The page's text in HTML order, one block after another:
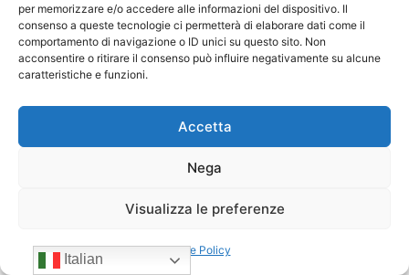
per memorizzare e/o accedere alle informazioni del dispositivo. Il
consenso a queste tecnologie ci permetterà di elaborare dati come il
comportamento di navigazione o ID unici su questo sito. Non
acconsentire o ritirare il consenso può influire negativamente su alcune
caratteristiche e funzioni.
Accetta
Nega
Visualizza le preferenze
Cookie Policy
Negozi H24 nel mirino. Trapletti a
Bergamo TV: “I gestori H24 non
sono il problema”
09/07/2026
Italian